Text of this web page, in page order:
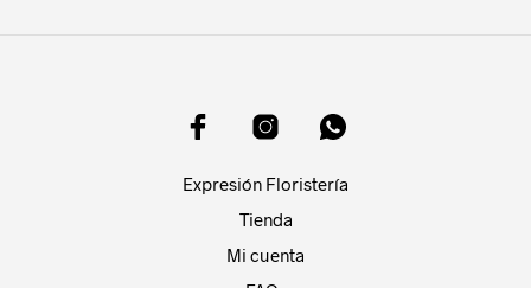
Expresión Floristería
Tienda
Mi cuenta